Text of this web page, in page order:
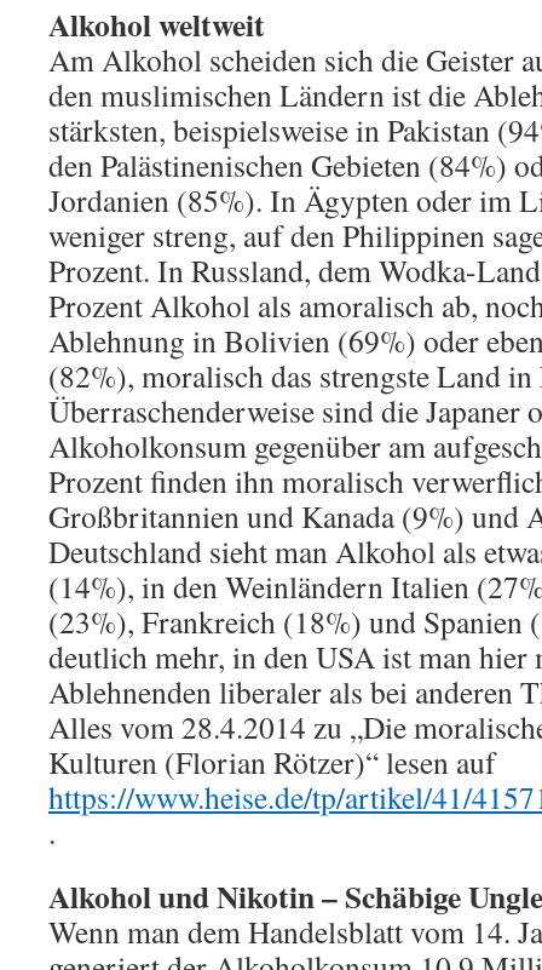
Alkohol weltweit
Am Alkohol scheiden sich die Geister
den muslimischen Ländern ist die
stärksten, beispielsweise in Pakistan
den Palästinenischen Gebieten (84%)
Jordanien (85%). In Ägypten oder im
weniger streng, auf den Philippinen
Prozent. In Russland, dem Wodka-
Prozent Alkohol als amoralisch ab,
Ablehnung in Bolivien (69%) oder
(82%), moralisch das strengste Land
Überraschenderweise sind die Japaner
Alkoholkonsum gegenüber am
Prozent finden ihn moralisch
Großbritannien und Kanada (9%) und
Deutschland sieht man Alkohol als
(14%), in den Weinländern Italien
(23%), Frankreich (18%) und Spanien
deutlich mehr, in den USA ist man hier
Ablehnenden liberaler als bei anderen
Alles vom 28.4.2014 zu „Die
Kulturen (Florian Rötzer)“ lesen auf
https://www.heise.de/tp/artikel/41/
.
Alkohol und Nikotin – Schäbige
Wenn man dem Handelsblatt vom 14.